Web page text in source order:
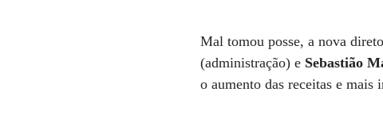
Mal tomou posse, a nova
(administração) e Sebastião
o aumento das receitas e mais